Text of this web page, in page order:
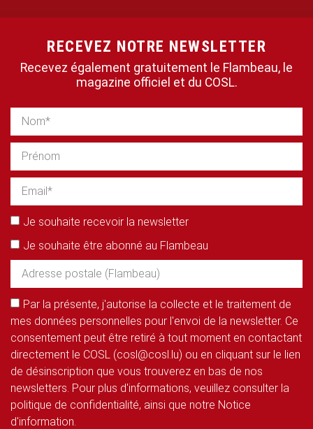
RECEVEZ NOTRE NEWSLETTER
Recevez également gratuitement le Flambeau, le
magazine officiel et du COSL.
Je souhaite recevoir la newsletter
Je souhaite être abonné au Flambeau
Par la présente, j'autorise la collecte et le traitement de
mes données personnelles pour l'envoi de la newsletter. Ce
consentement peut être retiré à tout moment en contactant
directement le COSL (cosl@cosl.lu) ou en cliquant sur le lien
de désinscription que vous trouverez en bas de nos
newsletters. Pour plus d'informations, veuillez consulter la
politique de confidentialité, ainsi que notre Notice
d'information.